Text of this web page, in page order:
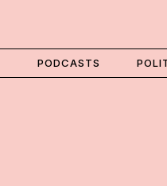
PODCASTS